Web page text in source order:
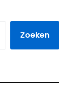
Zoeken